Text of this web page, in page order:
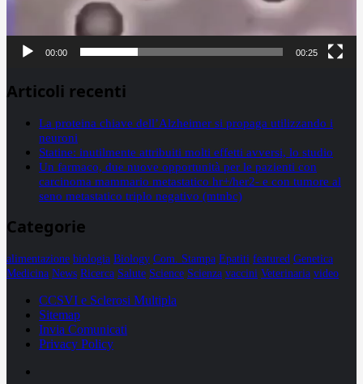
00:00 00:25
Articoli recenti
La proteina chiave dell’Alzheimer si propaga utilizzando i
neuroni
Statine: inutilmente attribuiti molti effetti avversi, lo studio
Un farmaco, due nuove opportunità per le pazienti con
carcinoma mammario metastatico hr+/her2- e con tumore al
seno metastatico triplo negativo (mtnbc)
Categorie
alimentazione biologia Biology Com. Stampa Epatiti featured Genetica
Medicina News Ricerca Salute Science Scienza vaccini Veterinaria video
CCSVI e Sclerosi Multipla
Sitemap
Invia Comunicati
Privacy Policy